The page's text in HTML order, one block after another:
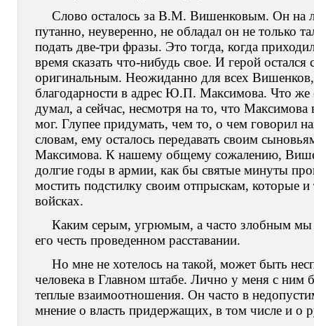
Слово осталось за В.М. Вишенковым. Он на
путанно, неуверенно, не обладал он не только
подать две-три фразы. Это тогда, когда
время сказать что-нибудь свое. И герой
оригинальным. Неожиданно для всех Вишенков,
благодарности в адрес Ю.П. Максимова. Что же
думал, а сейчас, несмотря на то, что
мог. Глупее придумать, чем то, о чем говорил
словам, ему осталось передавать своим
Максимова. К нашему общему сожалению,
долгие годы в армии, как бы святые минуты
мостить подстилку своим отпрыскам, которые
войсках.
Каким серым, угрюмым, а часто злобным мы
его честь проведенном расставании.
Но мне не хотелось на такой, может быть
человека в Главном штабе. Лично у меня с ним
теплые взаимоотношения. Он часто в
мнение о власть придержащих, в том числе и о